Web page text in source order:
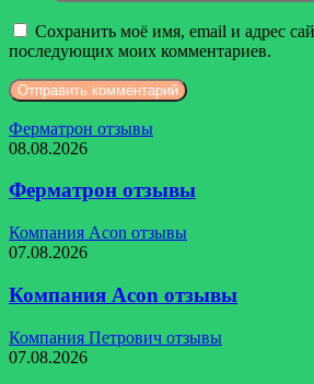
Сохранить моё имя, email и адрес
последующих моих комментариев.
Ферматрон отзывы
08.08.2026
Ферматрон отзывы
Компания Acon отзывы
07.08.2026
Компания Acon отзывы
Компания Петрович отзывы
07.08.2026